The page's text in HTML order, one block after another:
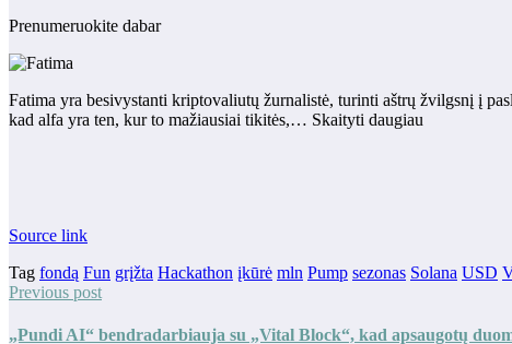
Prenumeruokite dabar
Fatima yra besivystanti kriptovaliutų žurnalistė, turinti aštrų žvilgsnį į
kad alfa yra ten, kur to mažiausiai tikitės,… Skaityti daugiau
Source link
Tag fondą Fun grįžta Hackathon įkūrė mln Pump sezonas Solana USD
Previous post
„Pundi AI“ bendradarbiauja su „Vital Block“, kad apsaugotų